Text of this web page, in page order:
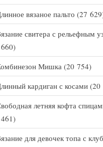
вязаное пальто (27
свитера с рельефным
Мишка (20 754)
кардиган с косами (20
летняя кофта
для девочек топа с